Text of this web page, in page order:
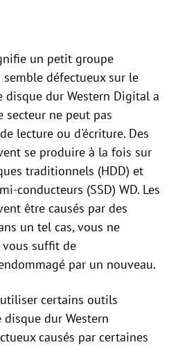
un petit groupe
défectueux sur le
disque dur Western Digital a
secteur ne peut pas
lecture ou d'écriture. Des
se produire à la fois sur
traditionnels (HDD) et
conducteurs (SSD) WD. Les
être causés par des
un tel cas, vous ne
vous suffit de
par un nouveau.
certains outils
dur Western
causés par certaines